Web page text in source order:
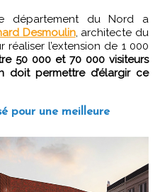
département du Nord a
Desmoulin, architecte du
l’extension de 1 000
50 000 et 70 000 visiteurs
doit permettre d’élargir ce
pour une meilleure